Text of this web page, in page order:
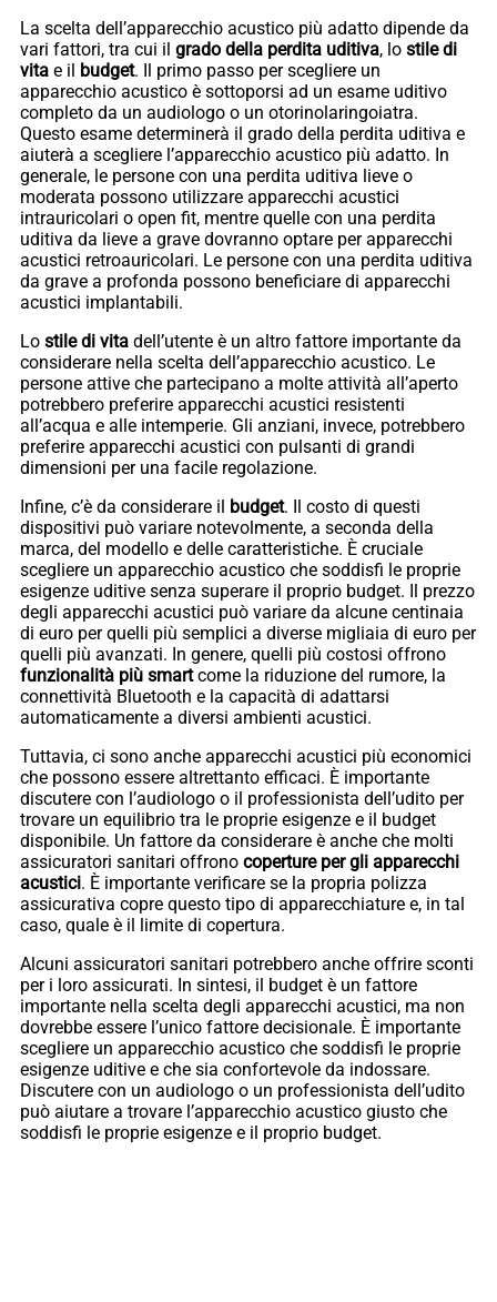
La scelta dell’apparecchio acustico più adatto dipende da
vari fattori, tra cui il grado della perdita uditiva, lo stile di
vita e il budget. Il primo passo per scegliere un
apparecchio acustico è sottoporsi ad un esame uditivo
completo da un audiologo o un otorinolaringoiatra.
Questo esame determinerà il grado della perdita uditiva e
aiuterà a scegliere l’apparecchio acustico più adatto. In
generale, le persone con una perdita uditiva lieve o
moderata possono utilizzare apparecchi acustici
intrauricolari o open fit, mentre quelle con una perdita
uditiva da lieve a grave dovranno optare per apparecchi
acustici retroauricolari. Le persone con una perdita uditiva
da grave a profonda possono beneficiare di apparecchi
acustici implantabili.
Lo stile di vita dell’utente è un altro fattore importante da
considerare nella scelta dell’apparecchio acustico. Le
persone attive che partecipano a molte attività all’aperto
potrebbero preferire apparecchi acustici resistenti
all’acqua e alle intemperie. Gli anziani, invece, potrebbero
preferire apparecchi acustici con pulsanti di grandi
dimensioni per una facile regolazione.
Infine, c’è da considerare il
budget. Il costo di questi
dispositivi può variare notevolmente, a seconda della
marca, del modello e delle caratteristiche. È cruciale
scegliere un apparecchio acustico che soddisfi le proprie
esigenze uditive senza superare il proprio budget. Il prezzo
degli apparecchi acustici può variare da alcune centinaia
di euro per quelli più semplici a diverse migliaia di euro per
quelli più avanzati. In genere, quelli più costosi offrono
funzionalità più smartcome la riduzione del rumore, la
connettività Bluetooth e la capacità di adattarsi
automaticamente a diversi ambienti acustici.
Tuttavia, ci sono anche apparecchi acustici più economici
che possono essere altrettanto efficaci. È importante
discutere con l’audiologo o il professionista dell’udito per
trovare un equilibrio tra le proprie esigenze e il budget
disponibile. Un fattore da considerare è anche che molti
assicuratori sanitari offrono coperture per gli apparecchi
acustici. È importante verificare se la propria polizza
assicurativa copre questo tipo di apparecchiature e, in tal
caso, quale è il limite di copertura.
Alcuni assicuratori sanitari potrebbero anche offrire sconti
per i loro assicurati. In sintesi, il budget è un fattore
importante nella scelta degli apparecchi acustici, ma non
dovrebbe essere l’unico fattore decisionale. È importante
scegliere un apparecchio acustico che soddisfi le proprie
esigenze uditive e che sia confortevole da indossare.
Discutere con un audiologo o un professionista dell’udito
può aiutare a trovare l’apparecchio acustico giusto che
soddisfi le proprie esigenze e il proprio budget.